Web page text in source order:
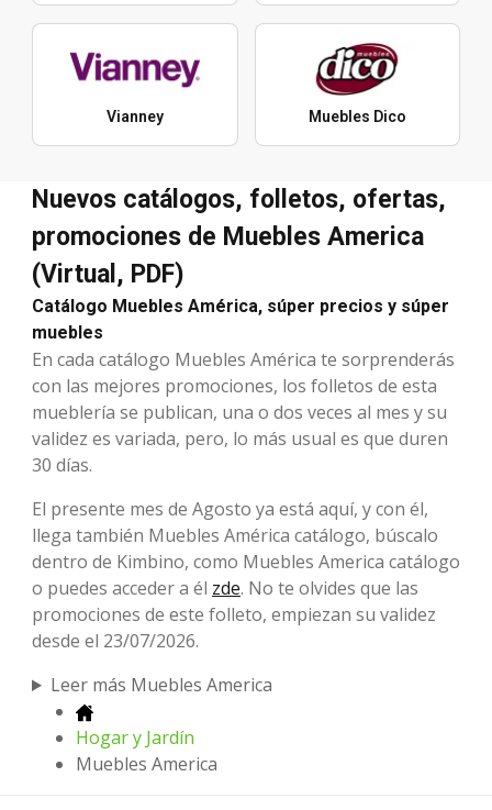
Vianney Muebles Dico
Nuevos catálogos, folletos, ofertas,
promociones de Muebles America
(Virtual, PDF)
Catálogo Muebles América, súper precios y súper
muebles
En cada catálogo Muebles América te sorprenderás
con las mejores promociones, los folletos de esta
mueblería se publican, una o dos veces al mes y su
validez es variada, pero, lo más usual es que duren
30 días.
El presente mes de Agosto ya está aquí, y con él,
llega también Muebles América catálogo, búscalo
dentro de Kimbino, como Muebles America catálogo
o puedes acceder a él zde. No te olvides que las
promociones de este folleto, empiezan su validez
desde el 23/07/2026.
Leer más Muebles America
Hogar y Jardín
Muebles America